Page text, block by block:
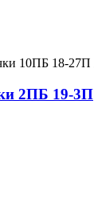
2ПБ 19⁠-⁠3П